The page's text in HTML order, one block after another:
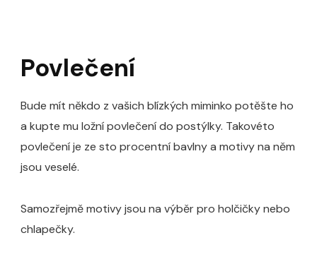
Povlečení
Bude mít někdo z vašich blízkých miminko potěšte ho
a kupte mu ložní povlečení do postýlky. Takovéto
povlečení je ze sto procentní bavlny a motivy na něm
jsou veselé.
Samozřejmě motivy jsou na výběr pro holčičky nebo
chlapečky.